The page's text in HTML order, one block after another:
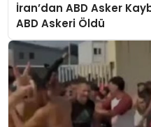
İran’dan ABD Asker
ABD Askeri Öldü